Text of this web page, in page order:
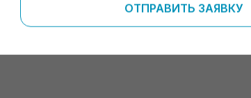
ОТПРАВИТЬ ЗАЯВКУ